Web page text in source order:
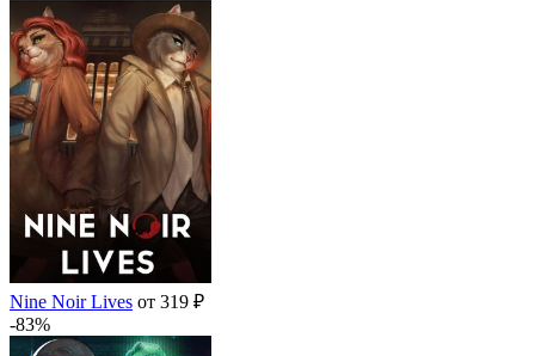
Nine Noir Lives от 319 ₽
-83%